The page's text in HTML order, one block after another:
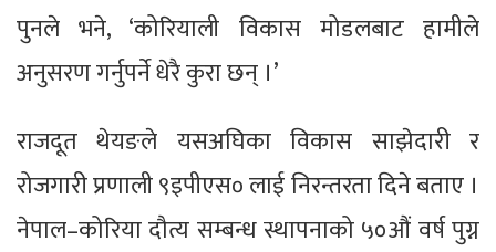
पुनले भने, ‘कोरियाली विकास मोडलबाट हामीले
अनुसरण गर्नुपर्ने धेरै कुरा छन् ।’
राजदूत थेयङले यसअघिका विकास साझेदारी र
रोजगारी प्रणाली ९इपीएस० लाई निरन्तरता दिने बताए ।
नेपाल–कोरिया दौत्य सम्बन्ध स्थापनाको ५०औं वर्ष पुग्न